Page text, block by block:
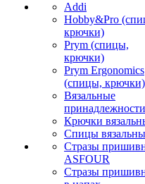
Addi
Hobby&Pro
крючки)
Prym (спицы,
крючки)
Prym Ergonomics
(спицы, крючки)
Вязальные
принадлежности
Крючки
Спицы
Стразы
ASFOUR
Стразы